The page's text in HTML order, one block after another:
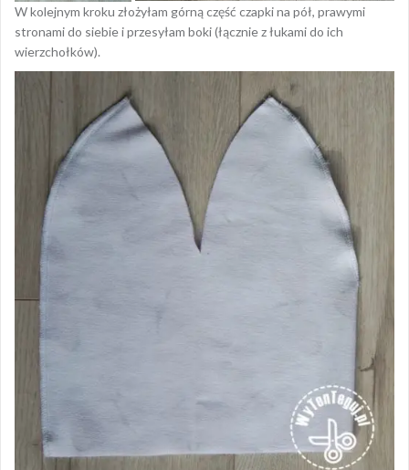
W kolejnym kroku złożyłam górną część czapki na pół, prawymi
stronami do siebie i przesyłam boki (łącznie z łukami do ich
wierzchołków).